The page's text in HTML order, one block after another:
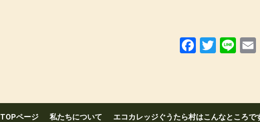
Facebook
Twitter
Line
TOPページ 私たちについて エコカレッジぐうたら村はこんなところで